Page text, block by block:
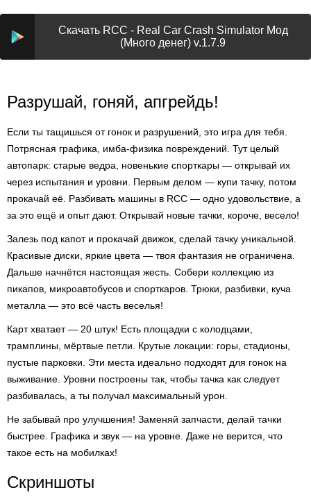
Скачать RCC - Real Car Crash Simulator Мод
(Много денег) v.1.7.9
Разрушай, гоняй, апгрейдь!
Если ты тащишься от гонок и разрушений, это игра для тебя.
Потрясная графика, имба-физика повреждений. Тут целый
автопарк: старые ведра, новенькие спорткары — открывай их
через испытания и уровни. Первым делом — купи тачку, потом
прокачай её. Разбивать машины в RCC — одно удовольствие, а
за это ещё и опыт дают. Открывай новые тачки, короче, весело!
Залезь под капот и прокачай движок, сделай тачку уникальной.
Красивые диски, яркие цвета — твоя фантазия не ограничена.
Дальше начнётся настоящая жесть. Собери коллекцию из
пикапов, микроавтобусов и спорткаров. Трюки, разбивки, куча
металла — это всё часть веселья!
Карт хватает — 20 штук! Есть площадки с колодцами,
трамплины, мёртвые петли. Крутые локации: горы, стадионы,
пустые парковки. Эти места идеально подходят для гонок на
выживание. Уровни построены так, чтобы тачка как следует
разбивалась, а ты получал максимальный урон.
Не забывай про улучшения! Заменяй запчасти, делай тачки
быстрее. Графика и звук — на уровне. Даже не верится, что
такое есть на мобилках!
Скриншоты